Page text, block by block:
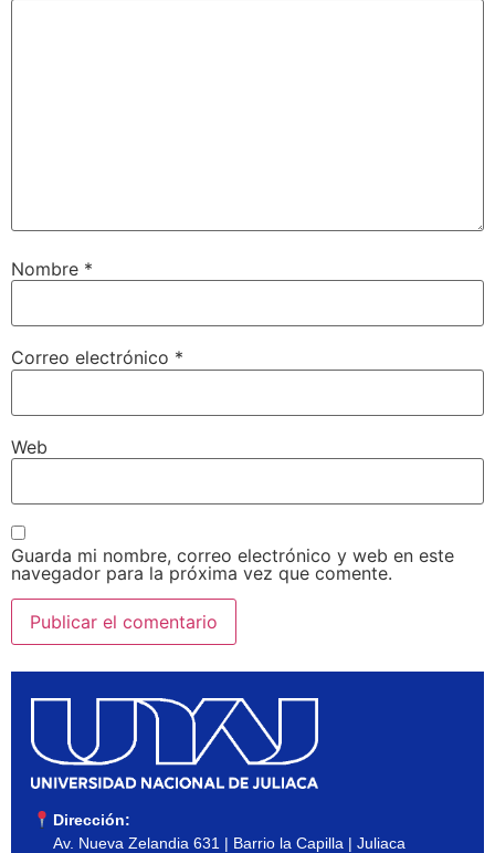
Nombre *
Correo electrónico *
Web
Guarda mi nombre, correo electrónico y web en este
navegador para la próxima vez que comente.
Dirección:
Av. Nueva Zelandia 631 | Barrio la Capilla | Juliaca